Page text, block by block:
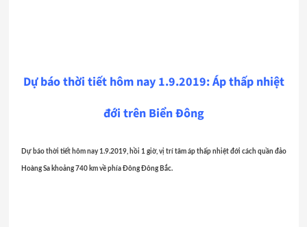
Dự báo thời tiết hôm nay 1.9.2019: Áp thấp nhiệt
đới trên Biển Đông
Dự báo thời tiết hôm nay 1.9.2019, hồi 1 giờ, vị trí tâm áp thấp nhiệt đới cách quần đảo
Hoàng Sa khoảng 740 km về phía Đông Đông Bắc.